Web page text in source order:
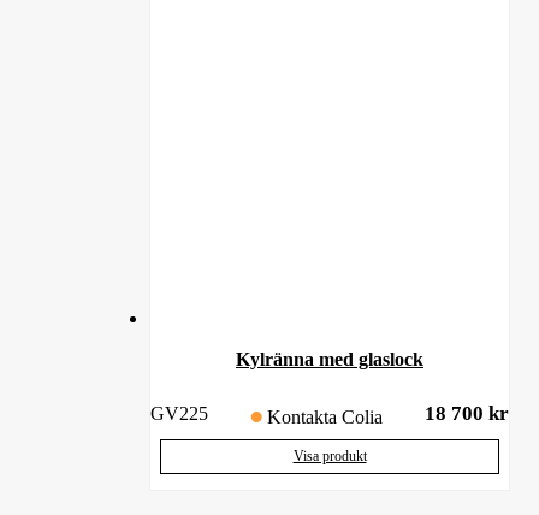
Kylränna med glaslock
GV225 Kontakta Colia 18 700 kr
Visa produkt